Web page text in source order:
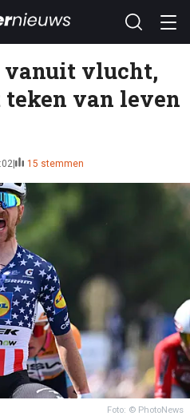
vlucht,
van leven
15 stemmen
Foto: © PhotoNews